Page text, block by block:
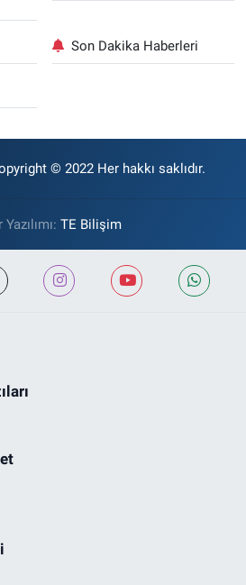
Son Dakika Haberleri
© 2022 Her hakkı saklıdır.
TE Bilişim